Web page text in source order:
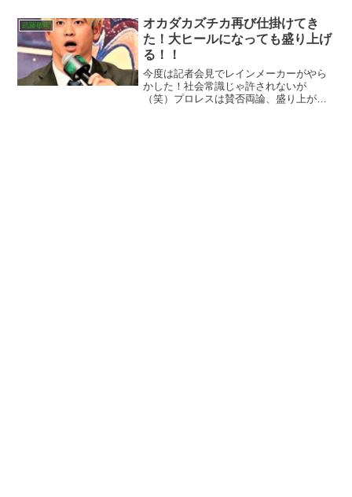
武藤敬司
オカダカズチカ再び仕掛けてき
た！大ヒールになっても盛り上げ
る！！
今度は記者会見でレインメーカーがやら
かした！社会常識じゃ許されないが
（笑）プロレスは賛否両論、盛り上が